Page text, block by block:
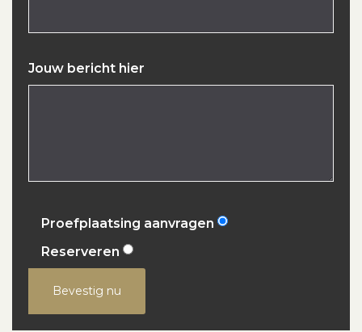
Jouw bericht hier
Proefplaatsing aanvragen
Reserveren
Bevestig nu